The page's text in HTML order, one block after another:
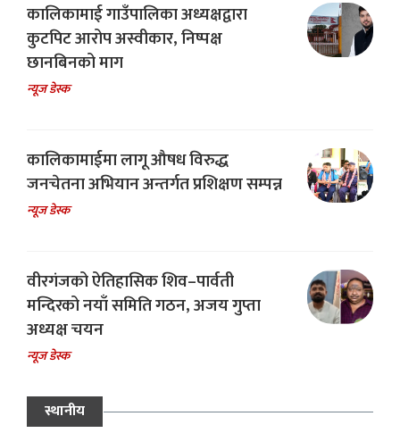
कालिकामाई गाउँपालिका अध्यक्षद्वारा
कुटपिट आरोप अस्वीकार, निष्पक्ष
छानबिनको माग
न्यूज डेस्क
कालिकामाईमा लागू औषध विरुद्ध
जनचेतना अभियान अन्तर्गत प्रशिक्षण सम्पन्न
न्यूज डेस्क
वीरगंजको ऐतिहासिक शिव–पार्वती
मन्दिरको नयाँ समिति गठन, अजय गुप्ता
अध्यक्ष चयन
न्यूज डेस्क
स्थानीय